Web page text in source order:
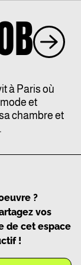
à Paris où
et
chambre et
?
vos
de cet espace
!